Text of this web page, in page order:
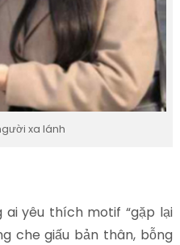
xa lánh
yêu thích motif “gặp lại
che giấu bản thân, bỗng